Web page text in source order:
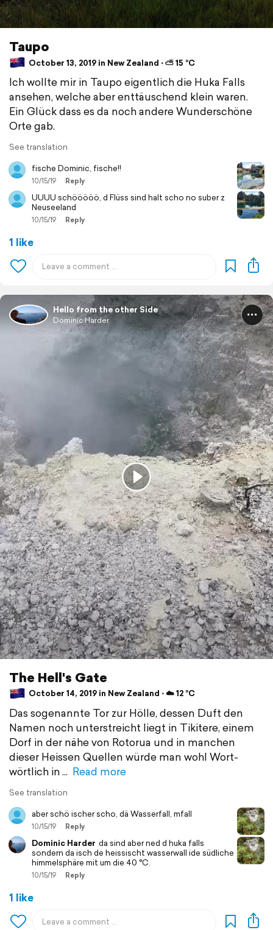
Taupo
October 13, 2019 in New Zealand ⋅ ⛅ 15 °C
Ich wollte mir in Taupo eigentlich die Huka Falls
ansehen, welche aber enttäuschend klein waren.
Ein Glück dass es da noch andere Wunderschöne
Orte gab.
See translation
fische Dominic, fische!!
10/15/19 Reply
UUUU schööööö, d Flüss sind halt scho no suber z
Neuseeland
10/15/19 Reply
1 like
Hello from the other Side
Dominic Harder
The Hell's Gate
October 14, 2019 in New Zealand ⋅ ☁️ 12 °C
Das sogenannte Tor zur Hölle, dessen Duft den
Namen noch unterstreicht liegt in Tikitere, einem
Dorf in der nähe von Rotorua und in manchen
dieser Heissen Quellen würde man wohl Wort-
wörtlich in
Read more
See translation
aber schö ischer scho, dä Wasserfall, mfall
10/15/19 Reply
Dominic Harder da sind aber ned d huka falls
sondern da isch de heissischt wasserwall ide südliche
himmelsphäre mit um die 40 °C.
10/15/19 Reply
1 like